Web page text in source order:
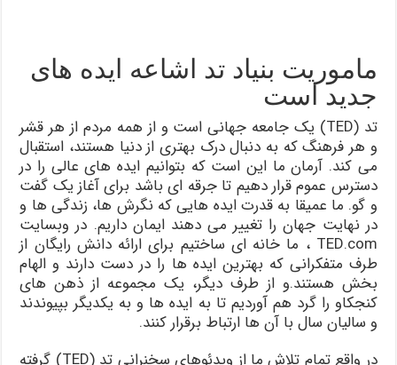
ماموریت بنیاد تد اشاعه ایده های
جدید است
تد (TED) یک جامعه جهانی است و از همه مردم از هر قشر
و هر فرهنگ که به دنبال درک بهتری از دنیا هستند، استقبال
می کند. آرمان ما این است که بتوانیم ایده های عالی را در
دسترس عموم قرار دهیم تا جرقه ای باشد برای آغاز یک گفت
و گو. ما عمیقا به قدرت ایده هایی که نگرش ها، زندگی ها و
در نهایت جهان را تغییر می دهند ایمان داریم. در وبسایت
TED.com ، ما خانه ای ساختیم برای ارائه دانش رایگان از
طرف متفکرانی که بهترین ایده ها را در دست دارند و الهام
بخش هستند.و از طرف دیگر، یک مجموعه از ذهن های
کنجکاو را گرد هم آوردیم تا به ایده ها و به یکدیگر بپیوندند
و سالیان سال با آن ها ارتباط برقرار کنند.
در واقع تمام تلاش ما از ویدئوهای سخنرانی تد (TED) گرفته